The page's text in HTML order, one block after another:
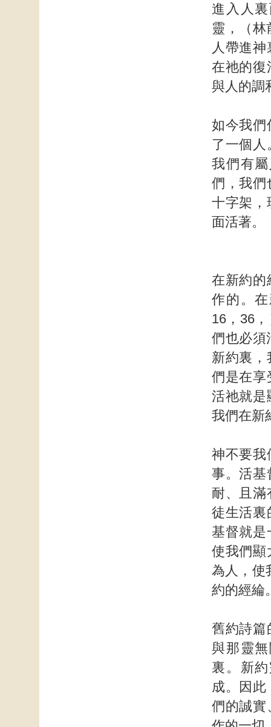
進入人
靈，（林
人帶進
在祂的復
與人的調
如今我們
了一個
我們有
們，我們
十字架，
面活著。
在新約的
作的。
16，36
們也必須
新約裏，
們是在享
活祂就是
我們在新
神不要我
事。活基
耐、且滿
徒生活裏
基督就是
使我們顯
為人，使
約的經綸
舊約詩篇
與那靈
裏。新
成。因此
們的誠實